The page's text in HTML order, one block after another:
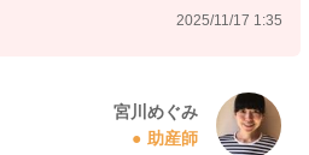
2025/11/17 1:35
宮川めぐみ
助産師